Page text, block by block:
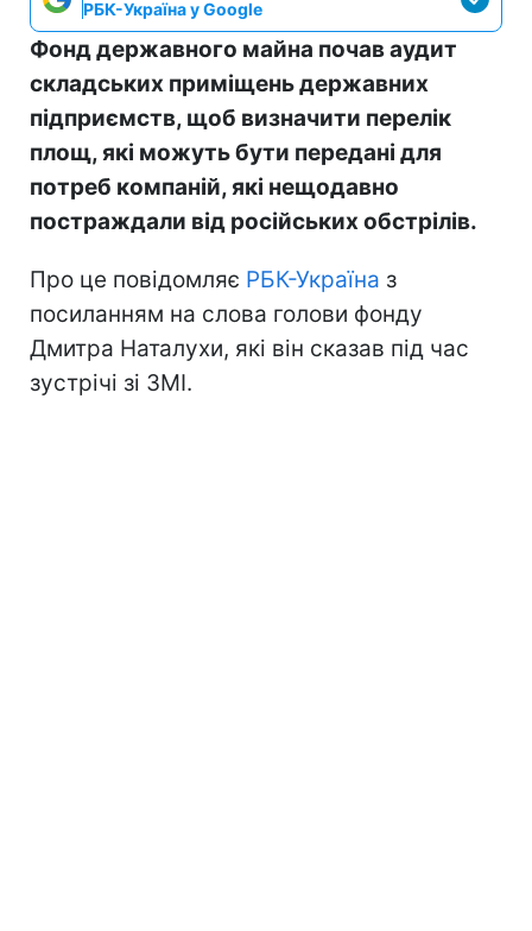
РБК-Україна у Google
Фонд державного майна почав аудит
складських приміщень державних
підприємств, щоб визначити перелік
площ, які можуть бути передані для
потреб компаній, які нещодавно
постраждали від російських обстрілів.
Про це повідомляє РБК-Україна з
посиланням на слова голови фонду
Дмитра Наталухи, які він сказав під час
зустрічі зі ЗМІ.